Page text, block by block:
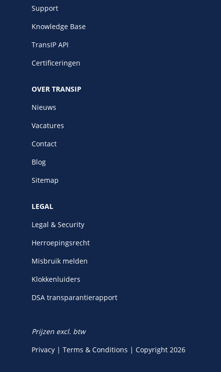
Support
Knowledge Base
TransIP API
Certificeringen
OVER TRANSIP
Nieuws
Vacatures
Contact
Blog
Sitemap
LEGAL
Legal & Security
Herroepingsrecht
Misbruik melden
Klokkenluiders
DSA transparantierapport
Prijzen excl. btw
Privacy | Terms & Conditions | Copyright 2026